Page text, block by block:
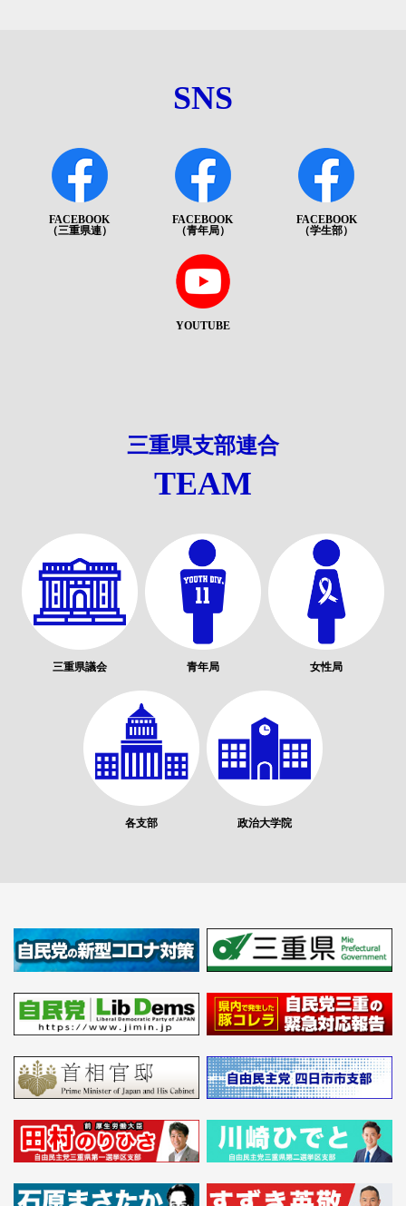
SNS
FACEBOOK
（三重県連）
FACEBOOK
（青年局）
FACEBOOK
（学生部）
YOUTUBE
三重県支部連合
TEAM
三重県議会 青年局 女性局
各支部 政治大学院